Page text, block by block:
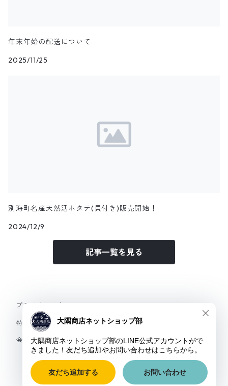
年末年始の配送について
2025/11/25
別海町名産天然活ホタテ(貝付き)販売開始！
2024/12/9
記事一覧を見る
プライバシーポリシー
特定商取引法に基づく表記
会員規約
© 大隅商店Webショップ部